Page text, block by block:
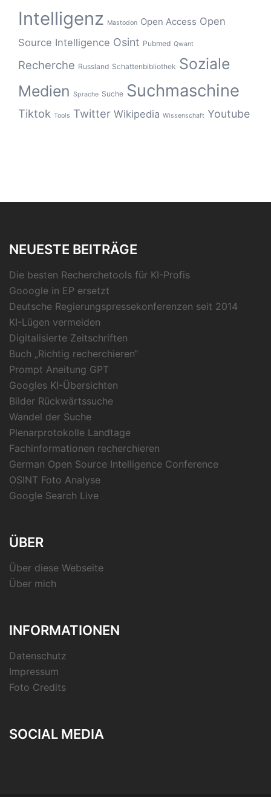
Intelligenz Mastodon Open Access Open
Source Intelligence Osint Pubmed Qwant
Recherche Russland Schattenbibliothek Soziale
Medien Sprache Suche Suchmaschine
Tiktok Tools Twitter Wikipedia Wissenschaft Youtube
NEUESTE BEITRÄGE
Die besten Recherchetools für KI-Profis
Gooogle in EP ersetzt
Deutsche Regierungspressekonferenzen seit 2014
KI-Lügen vermeiden
Digitalisierte Zeitschriften
Buch „Richtig recherchieren“
Prompt Aneitung GPT
Googles KI-Übersichten
Bilder Rückwärtssuche
Wandel der Suche
Plenarprotokolle Landtage
Fachinformationen recherchieren
German Open Source Intelligence Conference
OSINT Foto Analyse
Google Search Live
ÜBER
Über diese Webseite
Über mich
INFORMATIONEN
Datenschutz
Impressum
Foto Credits
SOCIAL MEDIA